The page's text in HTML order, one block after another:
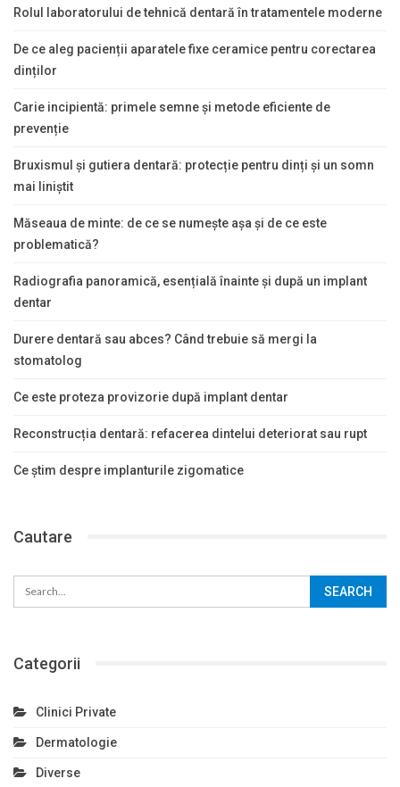
Rolul laboratorului de tehnică dentară în tratamentele moderne
De ce aleg pacienții aparatele fixe ceramice pentru corectarea
dinților
Carie incipientă: primele semne și metode eficiente de
prevenție
Bruxismul și gutiera dentară: protecție pentru dinți și un somn
mai liniștit
Măseaua de minte: de ce se numește așa și de ce este
problematică?
Radiografia panoramică, esențială înainte și după un implant
dentar
Durere dentară sau abces? Când trebuie să mergi la
stomatolog
Ce este proteza provizorie după implant dentar
Reconstrucția dentară: refacerea dintelui deteriorat sau rupt
Ce știm despre implanturile zigomatice
Cautare
Categorii
Clinici Private
Dermatologie
Diverse